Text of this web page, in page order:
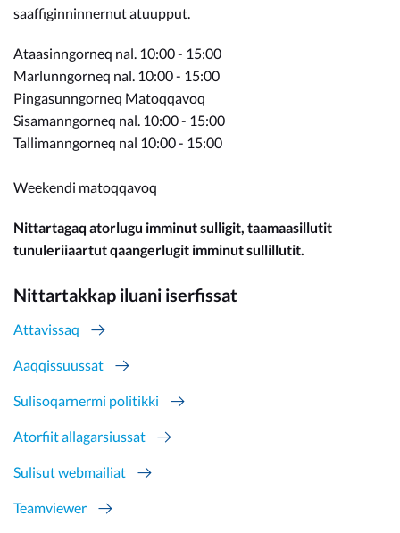
saaffiginninnernut atuupput.
Ataasinngorneq nal. 10:00 - 15:00
Marlunngorneq nal. 10:00 - 15:00
Pingasunngorneq Matoqqavoq
Sisamanngorneq nal. 10:00 - 15:00
Tallimanngorneq nal 10:00 - 15:00
Weekendi matoqqavoq
Nittartagaq atorlugu imminut sulligit, taamaasillutit
tunuleriiaartut qaangerlugit imminut sullillutit.
Nittartakkap iluani iserfissat
Attavissaq
Aaqqissuussat
Sulisoqarnermi politikki
Atorfiit allagarsiussat
Sulisut webmailiat
Teamviewer